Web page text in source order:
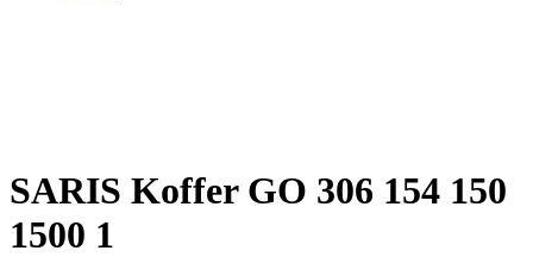
SARIS Koffer GO 306 154 150
1500 1